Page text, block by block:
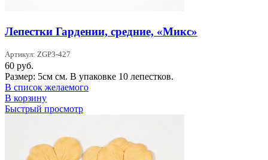
Лепестки Гардении, средние, «Микс»
Артикул: ZGP3-427
60 руб.
Размер: 5см см. В упаковке 10 лепестков.
В список желаемого
В корзину
Быстрый просмотр